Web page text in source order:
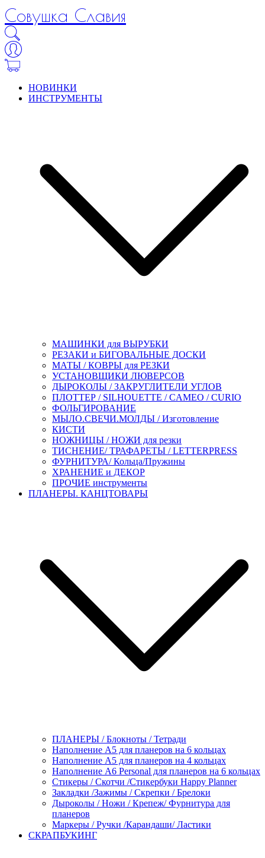
Совушка Славия
НОВИНКИ
ИНСТРУМЕНТЫ
МАШИНКИ для ВЫРУБКИ
РЕЗАКИ и БИГОВАЛЬНЫЕ ДОСКИ
МАТЫ / КОВРЫ для РЕЗКИ
УСТАНОВЩИКИ ЛЮВЕРСОВ
ДЫРОКОЛЫ / ЗАКРУГЛИТЕЛИ УГЛОВ
ПЛОТТЕР / SILHOUETTE / CAMEO / CURIO
ФОЛЬГИРОВАНИЕ
МЫЛО.СВЕЧИ.МОЛДЫ / Изготовление
КИСТИ
НОЖНИЦЫ / НОЖИ для резки
ТИСНЕНИЕ/ ТРАФАРЕТЫ / LETTERPRESS
ФУРНИТУРА/ Кольца/Пружины
ХРАНЕНИЕ и ДЕКОР
ПРОЧИЕ инструменты
ПЛАНЕРЫ. КАНЦТОВАРЫ
ПЛАНЕРЫ / Блокноты / Тетради
Наполнение А5 для планеров на 6 кольцах
Наполнение А5 для планеров на 4 кольцах
Наполнение А6 Personal для планеров на 6 кольцах
Стикеры / Скотчи /Стикербуки Happy Planner
Закладки /Зажимы / Скрепки / Брелоки
Дыроколы / Ножи / Крепеж/ Фурнитура для
планеров
Маркеры / Ручки /Карандаши/ Ластики
СКРАПБУКИНГ